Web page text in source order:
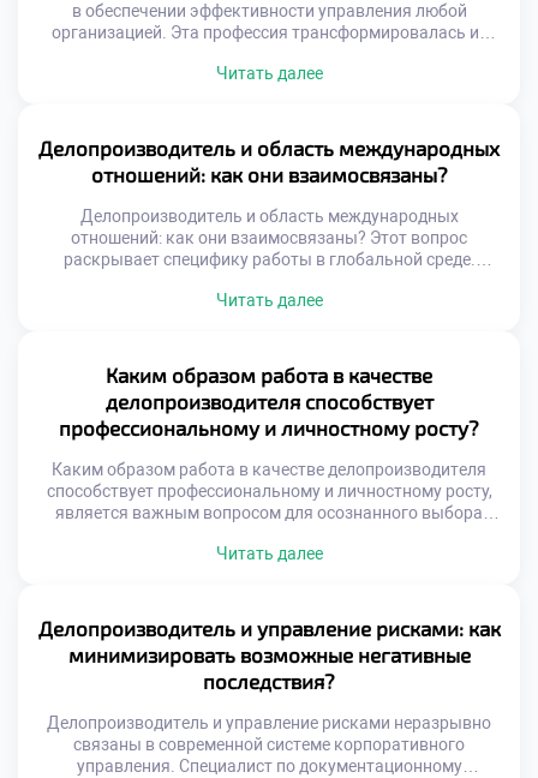
в обеспечении эффективности управления любой
организацией. Эта профессия трансформировалась из
бизнеса. Специалист сегодня управляет
компетенций зависит скорость принятия решений и
качество корпоративных коммуникаций. Функционал
документаведа вышел далеко за рамки простой
регистрации бумаг и архивирования. Цифровизация […]
Читать далее
Делопроизводитель и область международных
отношений: как они взаимосвязаны?
Делопроизводитель и область международных
отношений: как они взаимосвязаны? Этот вопрос
раскрывает специфику работы в глобальной среде.
деятельности имеет уникальные стандарты. Специалист
гарантирует успех трансграничных сделок. Понимание
этой связи необходимо для эффективной международной
коммуникации. Международный документооборот
регулируется сложной системой норм. Национальные
Читать далее
Каким образом работа в качестве
делопроизводителя способствует
профессиональному и личностному росту?
Каким образом работа в качестве делопроизводителя
способствует профессиональному и личностному росту,
является важным вопросом для осознанного выбора
ежедневную практику упорядочивания хаоса. Специалист
мышление и внимательность к деталям. Ответственность
за документы формирует зрелость и дисциплину.
Личностные качества совершенствуются […]
Читать далее
Делопроизводитель и управление рисками: как
минимизировать возможные негативные
последствия?
Делопроизводитель и управление рисками неразрывно
связаны в современной системе корпоративного
управления. Специалист по документационному